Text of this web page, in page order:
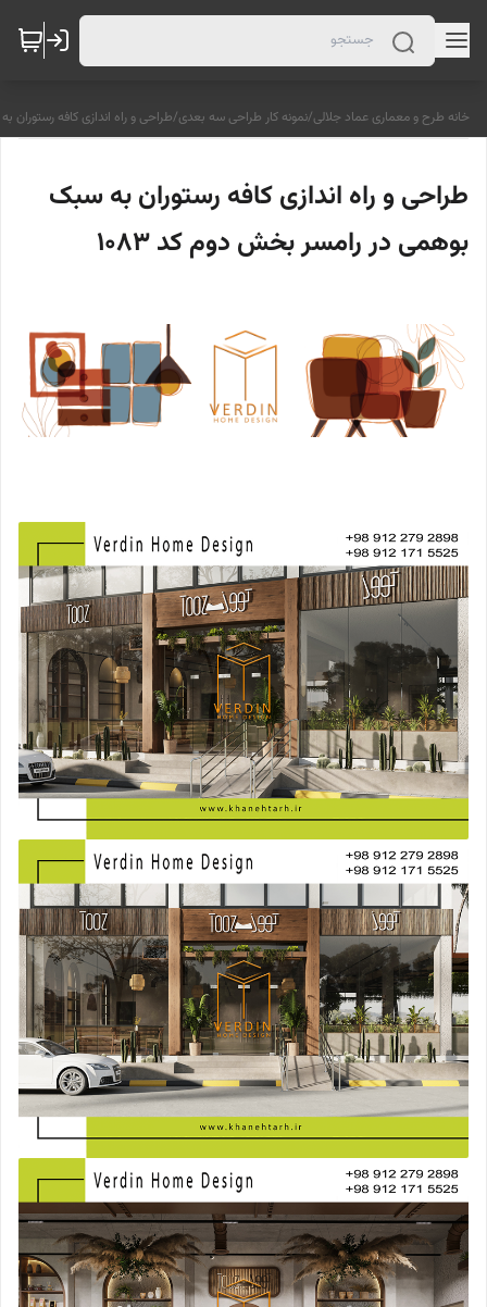
خانه طرح و معماری عماد جلالی/نمونه کار طراحی سه بعدی/طراحی و راه اندازی کافه رستوران
طراحی و راه اندازی کافه رستوران به سبک
بوهمی در رامسر بخش دوم کد 1083